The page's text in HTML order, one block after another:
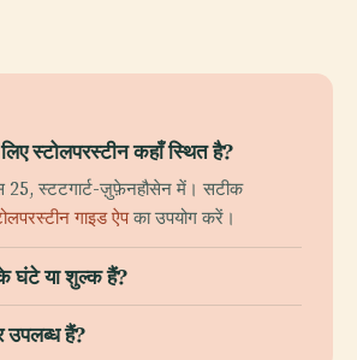
लिए स्टोलपरस्टीन कहाँ स्थित है?
25, स्टटगार्ट-ज़ुफ़ेनहौसेन में। सटीक
गाइड ऐपका उपयोग करें।
घंटे या शुल्क हैं?
उपलब्ध हैं?